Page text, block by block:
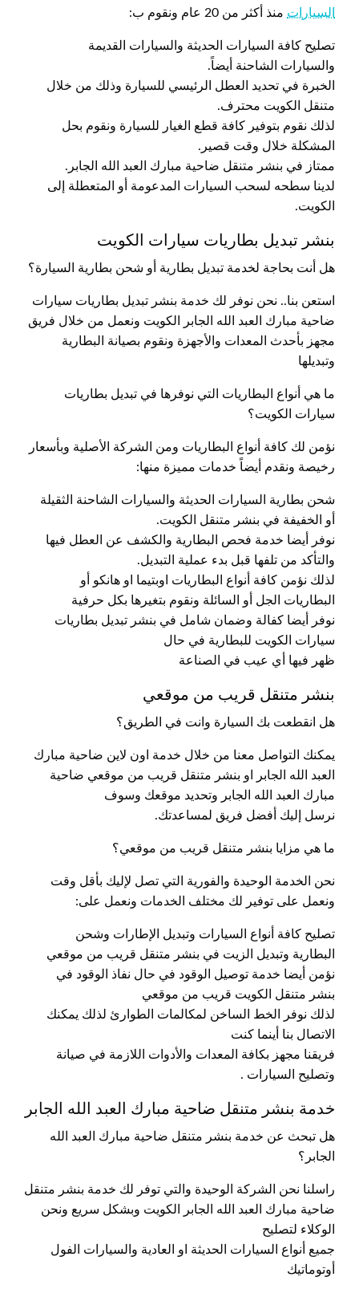
السيارات منذ أكثر من 20 عام ونقوم ب:
تصليح كافة السيارات الحديثة والسيارات القديمة
والسيارات الشاحنة أيضاً.
الخبرة في تحديد العطل الرئيسي للسيارة وذلك من خلال
متنقل الكويت محترف.
لذلك نقوم بتوفير كافة قطع الغيار للسيارة ونقوم بحل
المشكلة خلال وقت قصير.
ممتاز في بنشر متنقل ضاحية مبارك العبد الله الجابر.
لدينا سطحه لسحب السيارات المدعومة أو المتعطلة إلى
الكويت.
بنشر تبديل بطاريات سيارات الكويت
هل أنت بحاجة لخدمة تبديل بطارية أو شحن بطارية السيارة؟
استعن بنا.. نحن نوفر لك خدمة بنشر تبديل بطاريات سيارات
ضاحية مبارك العبد الله الجابر الكويت ونعمل من خلال فريق
مجهز بأحدث المعدات والأجهزة ونقوم بصيانة البطارية
وتبديلها
ما هي أنواع البطاريات التي نوفرها في تبديل بطاريات
سيارات الكويت؟
نؤمن لك كافة أنواع البطاريات ومن الشركة الأصلية وبأسعار
رخيصة ونقدم أيضاً خدمات مميزة منها:
شحن بطارية السيارات الحديثة والسيارات الشاحنة الثقيلة
أو الخفيفة في بنشر متنقل الكويت.
نوفر أيضا خدمة فحص البطارية والكشف عن العطل فيها
والتأكد من تلفها قبل بدء عملية التبديل.
لذلك نؤمن كافة أنواع البطاريات اوبتيما او هانكو أو
البطاريات الجل أو السائلة ونقوم بتغيرها بكل حرفية
نوفر أيضا كفالة وضمان شامل في بنشر تبديل بطاريات
سيارات الكويت للبطارية في حال
ظهر فيها أي عيب في الصناعة
بنشر متنقل قريب من موقعي
هل انقطعت بك السيارة وانت في الطريق؟
يمكنك التواصل معنا من خلال خدمة اون لاين ضاحية مبارك
العبد الله الجابر او بنشر متنقل قريب من موقعي ضاحية
مبارك العبد الله الجابر وتحديد موقعك وسوف
نرسل إليك أفضل فريق لمساعدتك.
ما هي مزايا بنشر متنقل قريب من موقعي؟
نحن الخدمة الوحيدة والفورية التي تصل لإليك بأقل وقت
ونعمل على توفير لك مختلف الخدمات ونعمل على:
تصليح كافة أنواع السيارات وتبديل الإطارات وشحن
البطارية وتبديل الزيت في بنشر متنقل قريب من موقعي
نؤمن أيضا خدمة توصيل الوقود في حال نفاذ الوقود في
بنشر متنقل الكويت قريب من موقعي
لذلك نوفر الخط الساخن لمكالمات الطوارئ لذلك يمكنك
الاتصال بنا أينما كنت
فريقنا مجهز بكافة المعدات والأدوات اللازمة في صيانة
وتصليح السيارات .
خدمة بنشر متنقل ضاحية مبارك العبد الله الجابر
هل تبحث عن خدمة بنشر متنقل ضاحية مبارك العبد الله
الجابر؟
راسلنا نحن الشركة الوحيدة والتي توفر لك خدمة بنشر متنقل
ضاحية مبارك العبد الله الجابر الكويت وبشكل سريع ونحن
الوكلاء لتصليح
جميع أنواع السيارات الحديثة او العادية والسيارات الفول
أوتوماتيك